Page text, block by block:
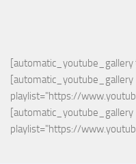
[automatic_youtube_gallery
[automatic_youtube_gallery
playlist="https://
[automatic_youtube_gallery
playlist="https://